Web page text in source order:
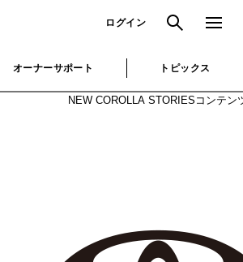
ログイン 検索 メニュ
オーナーサポート トピックス
NEW COROLLA STORIES